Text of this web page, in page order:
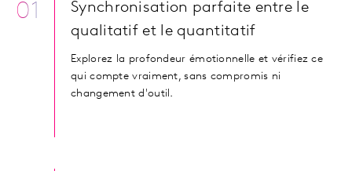
01
Synchronisation parfaite entre le
qualitatif et le quantitatif
Explorez la profondeur émotionnelle et vérifiez ce
qui compte vraiment, sans compromis ni
changement d'outil.